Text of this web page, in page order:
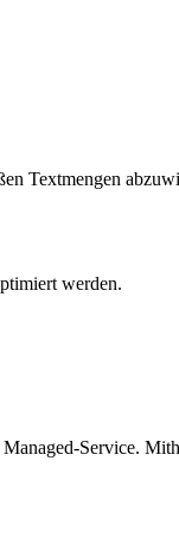
Textmengen
werden.
Service.